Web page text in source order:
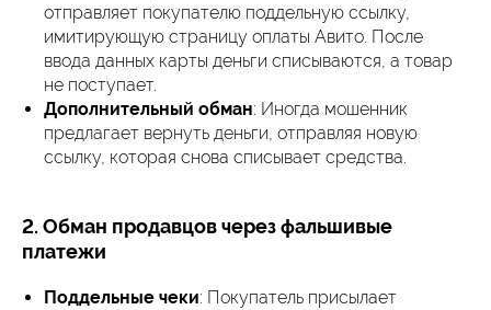
отправляет покупателю поддельную ссылку,
имитирующую страницу оплаты Авито. После
ввода данных карты деньги списываются, а товар
не поступает.
Дополнительный обман: Иногда мошенник
предлагает вернуть деньги, отправляя новую
ссылку, которая снова списывает средства.
2. Обман продавцов через фальшивые
платежи
Поддельные чеки: Покупатель присылает